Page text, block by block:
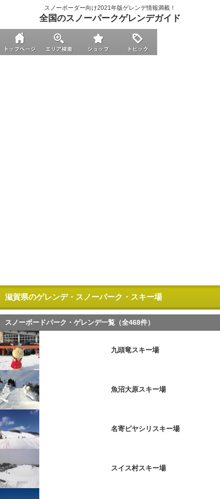
スノーボーダー向け2021年版ゲレンデ情報満載！
全国のスノーパークゲレンデガイド
滋賀県のゲレンデ・スノーパーク・スキー場
スノーボードパーク・ゲレンデ一覧（全468件）
九頭竜スキー場
魚沼大原スキー場
名寄ピヤシリスキー場
スイス村スキー場